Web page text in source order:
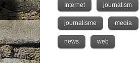
Internet journalism
journalisme media
news web